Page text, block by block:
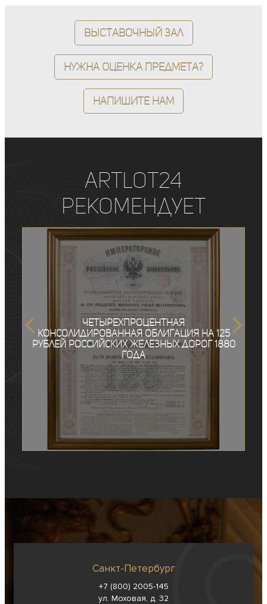
Выставочный зал
Нужна оценка предмета?
Напишите нам
ArtLot24
рекомендует
Четырехпроцентная
консолидированная облигация на 125
рублей Российских Железных дорог 1880
года
Санкт-Петербург
+7 (800) 2005-145
ул. Моховая, д. 32